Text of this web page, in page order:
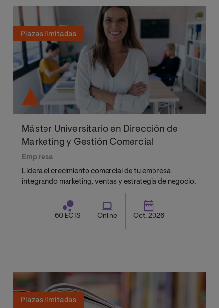
Plazas limitadas
Máster Universitario en Dirección de
Marketing y Gestión Comercial
Empresa
Lidera el crecimiento comercial de tu empresa
integrando marketing, ventas y estrategia de negocio.
60 ECTS Online Oct. 2026
Plazas limitadas